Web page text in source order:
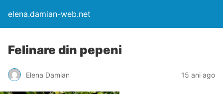
elena.damian-web.net
Felinare din pepeni
Elena Damian 15 ani ago